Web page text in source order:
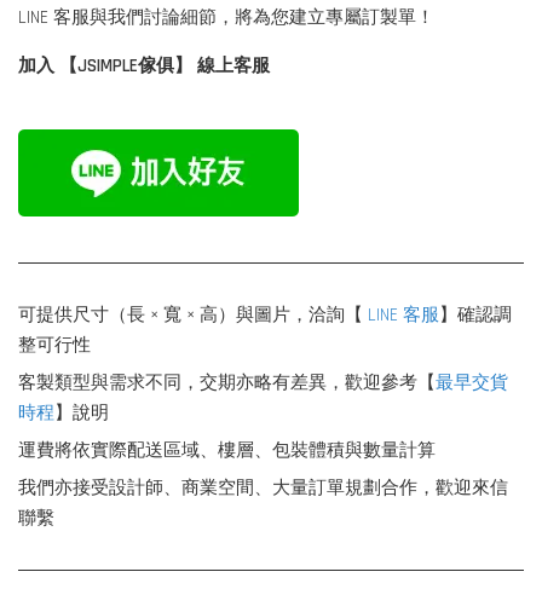
LINE 客服與我們討論細節，將為您建立專屬訂製單！
加入 【JSIMPLE傢俱】 線上客服
可提供尺寸（長 × 寬 × 高）與圖片，洽詢【 LINE 客服】確認調
整可行性
客製類型與需求不同，交期亦略有差異，歡迎參考【最早交貨
時程】說明
運費將依實際配送區域、樓層、包裝體積與數量計算
我們亦接受設計師、商業空間、大量訂單規劃合作，歡迎來信
聯繫